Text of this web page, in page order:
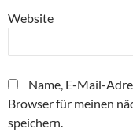
Website
Name, E-Mail-
Browser für meinen
speichern.